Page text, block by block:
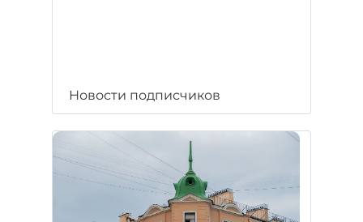
Новости подписчиков